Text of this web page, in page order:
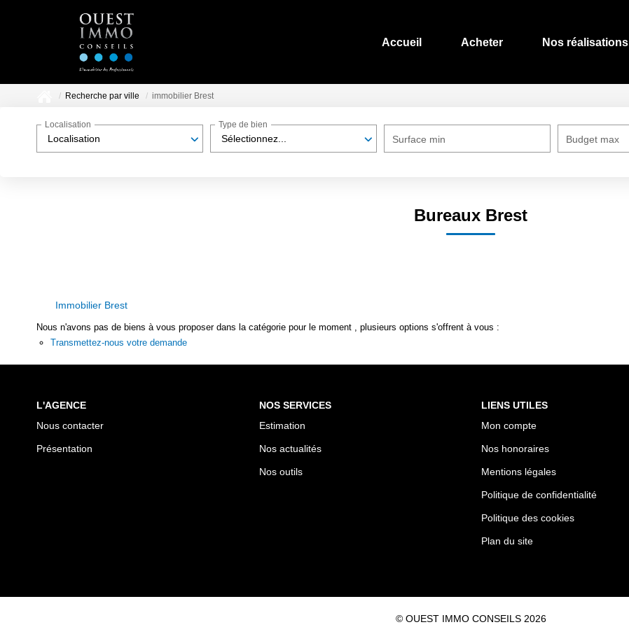
Accueil Acheter Nos réalisations
Recherche par ville immobilier Brest
Localisation
Localisation
Sélectionnez...
Type de bien
Surface min Budget max
Bureaux Brest
Immobilier Brest
Nous n'avons pas de biens à vous proposer dans la catégorie pour le moment , plusieurs options s'offrent à vous :
Transmettez-nous votre demande
L'AGENCE
Nous contacter
Présentation
NOS SERVICES
Estimation
Nos actualités
Nos outils
LIENS UTILES
Mon compte
Nos honoraires
Mentions légales
Politique de confidentialité
Politique des cookies
Plan du site
© OUEST IMMO CONSEILS 2026